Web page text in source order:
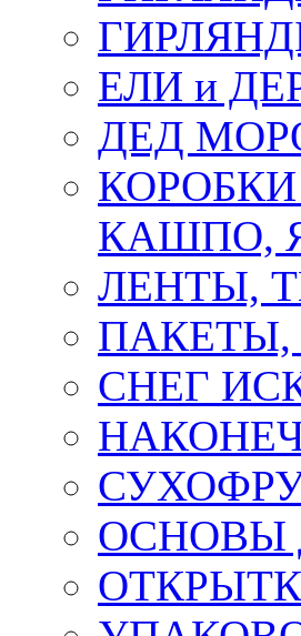
ЕЛИ и
ДЕД
КАШПО,
ЛЕНТЫ,
СНЕГ
ОСНОВЫ